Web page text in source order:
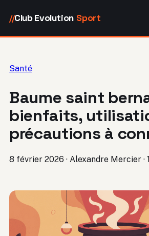
//Club Evolution Sport
Santé
Baume saint
bienfaits,
précautions à
8 février 2026 · Alexandre Mercier ·